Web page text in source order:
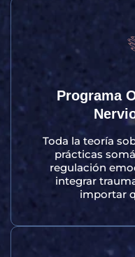
Programa
Toda la teoría
prácticas
regulación
integrar
importar